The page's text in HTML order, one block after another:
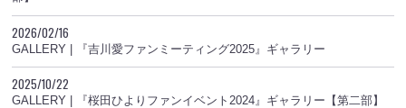
2026/02/16
GALLERY | 『吉川愛ファンミーティング2025』ギャラリー
2025/10/22
GALLERY | 『桜田ひよりファンイベント2024』ギャラリー【第二部】